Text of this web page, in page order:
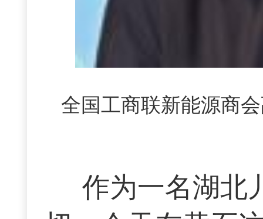
全国工商联新能源商
作为一名湖北